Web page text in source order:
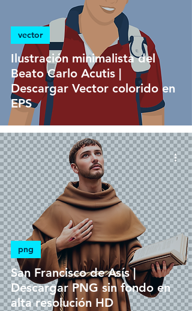
Ilustración minimalista del
Beato Carlo Acutis |
Descargar Vector colorido en
EPS
vector
San Francisco de Asís |
Descargar PNG sin fondo en
alta resolución HD
png